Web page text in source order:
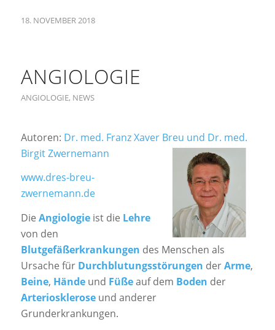
18. NOVEMBER 2018
ANGIOLOGIE
ANGIOLOGIE, NEWS
Autoren: Dr. med. Franz Xaver Breu und Dr. med.
Birgit Zwernemann
www.dres-breu-
zwernemann.de
Die Angiologieist die Lehre
von den
Blutgefäßerkrankungen des Menschen als
Ursache für Durchblutungsstörungen derArme,
Beine, Händeund Füßeauf dem Boden der
Arterioskleroseund anderer
Grunderkrankungen.